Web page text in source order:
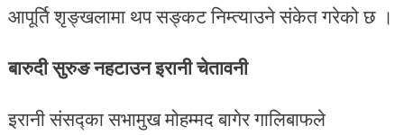
आपूर्ति शृङ्खलामा थप सङ्कट निम्त्याउने संकेत गरेको छ ।
बारुदी सुरुङ नहटाउन इरानी चेतावनी
इरानी संसद्का सभामुख मोहम्मद बागेर गालिबाफले